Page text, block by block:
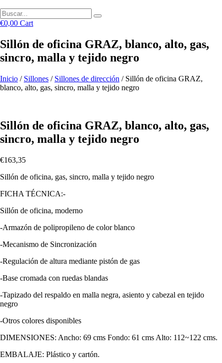
€0,00 Cart
Sillón de oficina GRAZ, blanco, alto, gas,
sincro, malla y tejido negro
Inicio / Sillones / Sillones de dirección / Sillón de oficina GRAZ,
blanco, alto, gas, sincro, malla y tejido negro
Sillón de oficina GRAZ, blanco, alto, gas,
sincro, malla y tejido negro
€163,35
Sillón de oficina, gas, sincro, malla y tejido negro
FICHA TÉCNICA:-
Sillón de oficina, moderno
-Armazón de polipropileno de color blanco
-Mecanismo de Sincronización
-Regulación de altura mediante pistón de gas
-Base cromada con ruedas blandas
-Tapizado del respaldo en malla negra, asiento y cabezal en tejido
negro
-Otros colores disponibles
DIMENSIONES: Ancho: 69 cms Fondo: 61 cms Alto: 112~122 cms.
EMBALAJE: Plástico y cartón.